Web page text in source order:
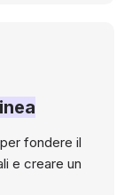
fondere il
e creare un